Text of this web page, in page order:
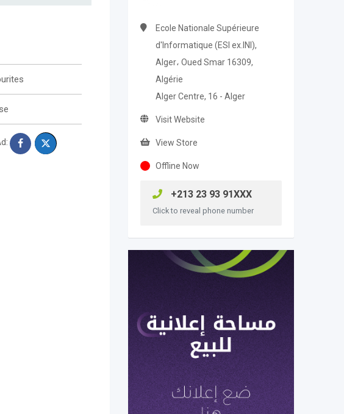
Ecole Nationale Supérieure
d'Informatique (ESI ex.INI),
Alger، Oued Smar 16309,
Algérie
Alger Centre, 16 - Alger
Visit Website
View Store
Offline Now
+213 23 93 91XXX
Click to reveal phone number